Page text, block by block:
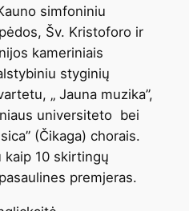
simfoniniu
Šv. Kristoforo ir
kameriniais
styginių
„ Jauna muzika”,
universiteto bei
(Čikaga) chorais.
kaip 10 skirtingų
premjeras.